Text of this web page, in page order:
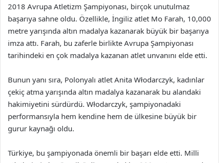
2018 Avrupa Atletizm Şampiyonası, birçok unutulmaz
başarıya sahne oldu. Özellikle, İngiliz atlet Mo Farah, 10,000
metre yarışında altın madalya kazanarak büyük bir başarıya
imza attı. Farah, bu zaferle birlikte Avrupa Şampiyonası
tarihindeki en çok madalya kazanan atlet unvanını elde etti.
Bunun yanı sıra, Polonyalı atlet Anita Włodarczyk, kadınlar
çekiç atma yarışında altın madalya kazanarak bu alandaki
hakimiyetini sürdürdü. Włodarczyk, şampiyonadaki
performansıyla hem kendine hem de ülkesine büyük bir
gurur kaynağı oldu.
Türkiye, bu şampiyonada önemli bir başarı elde etti. Milli